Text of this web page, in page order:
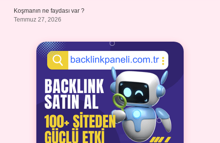
Koşmanın ne faydası var ?
Temmuz 27, 2026